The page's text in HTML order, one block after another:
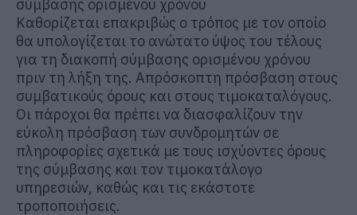
σύμβασης ορισμένου χρόνου
Καθορίζεται επακριβώς ο τρόπος με τον οποίο
θα υπολογίζεται το ανώτατο ύψος του τέλους
για τη διακοπή σύμβασης ορισμένου χρόνου
πριν τη λήξη της. Απρόσκοπτη πρόσβαση στους
συμβατικούς όρους και στους τιμοκαταλόγους.
Οι πάροχοι θα πρέπει να διασφαλίζουν την
εύκολη πρόσβαση των συνδρομητών σε
πληροφορίες σχετικά με τους ισχύοντες όρους
της σύμβασης και τον τιμοκατάλογο
υπηρεσιών, καθώς και τις εκάστοτε
τροποποιήσεις.